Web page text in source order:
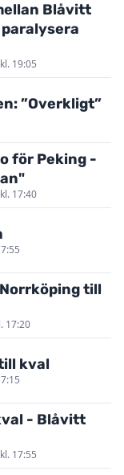
Blåvitt
19:05
”Overkligt”
för Peking -
17:40
till
17:20
kval
- Blåvitt
17:55